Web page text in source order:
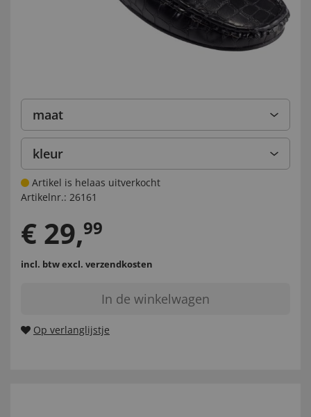
maat
kleur
Artikel is helaas uitverkocht
Artikelnr.: 26161
€ 29,99
incl. btwexcl. verzendkosten
In de winkelwagen
Op verlanglijstje